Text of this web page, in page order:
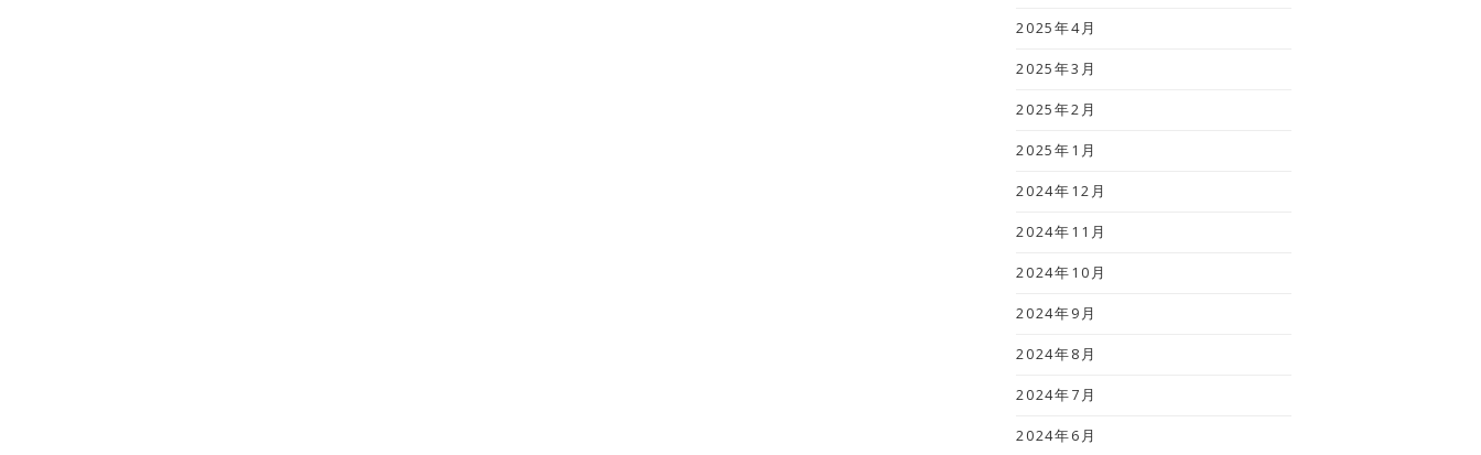
2025年4月
2025年3月
2025年2月
2025年1月
2024年12月
2024年11月
2024年10月
2024年9月
2024年8月
2024年7月
2024年6月